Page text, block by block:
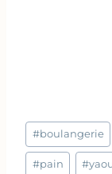
Étiquettes
de
la
#boulangerie
#pain #